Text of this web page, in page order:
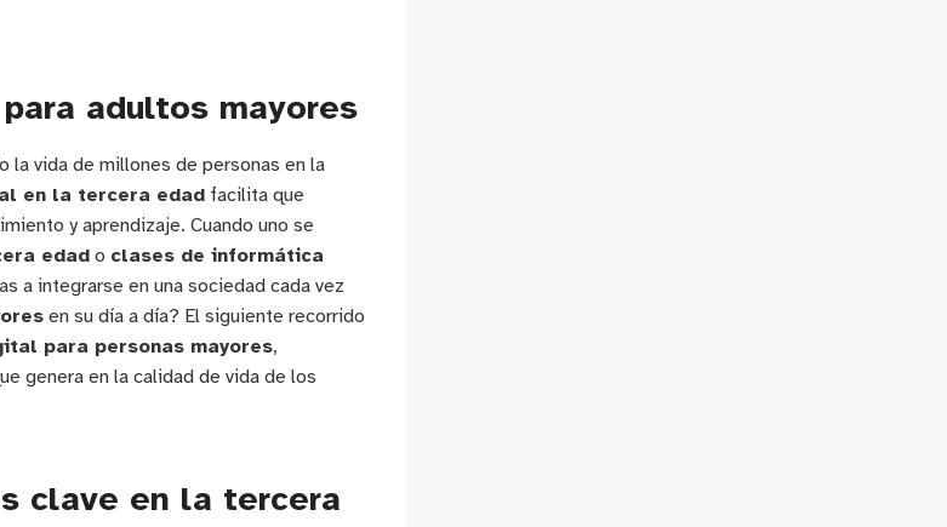
adultos mayores
la vida de millones de personas en la
en la tercera edad facilita que
y aprendizaje. Cuando uno se
edado clases de informática
a integrarse en una sociedad cada vez
en su día a día? El siguiente recorrido
para personas mayores,
genera en la calidad de vida de los
clave en la tercera